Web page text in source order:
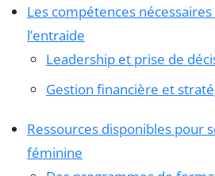
Les compétences
l’entraide
Leadership et prise de
Gestion financière et
Ressources disponibles pour
féminine